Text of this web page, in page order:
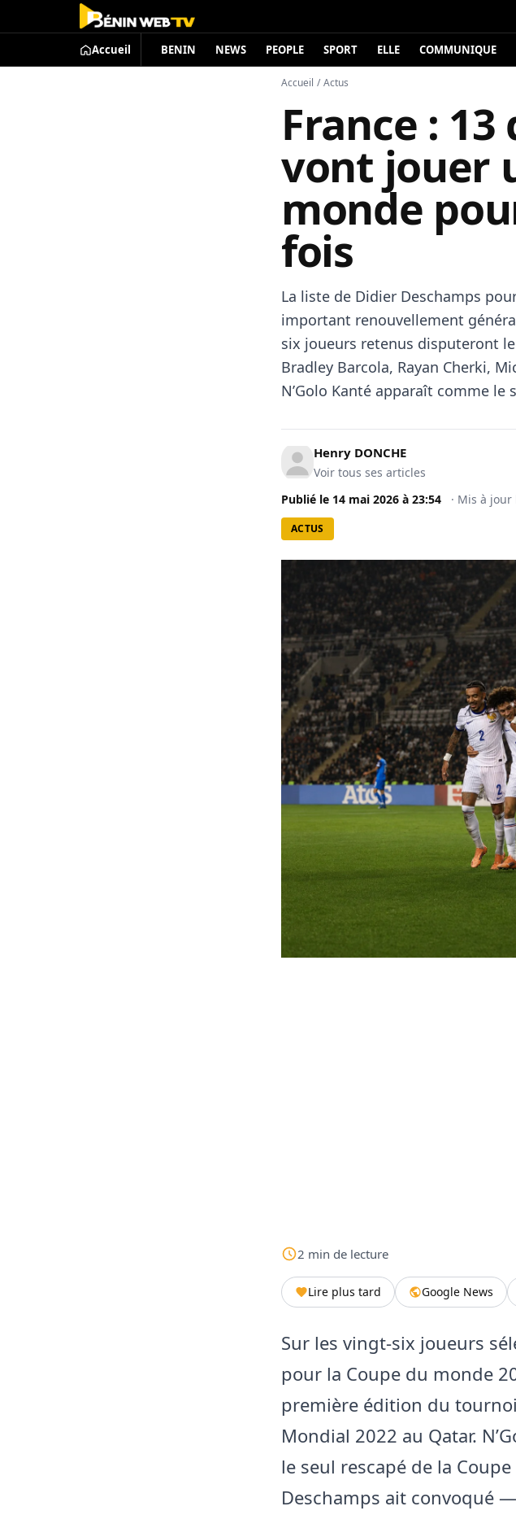
Accueil BENIN NEWS PEOPLE SPORT ELLE COMMUNIQUE
Accueil / Actus
France : 13
vont jouer
monde
fois
La liste de Didier Deschamps
important renouvellement
six joueurs retenus disputeront
Bradley Barcola, Rayan Cherki,
N’Golo Kanté apparaît comme le
Henry DONCHE
Voir tous ses articles
Publié le 14 mai 2026 à 23:54 · Mis à jour
ACTUS
2 min de lecture
Lire plus tard Google News
Sur les vingt-six joueurs
pour la Coupe du monde
première édition du
Mondial 2022 au Qatar.
le seul rescapé de la
Deschamps ait convoqué